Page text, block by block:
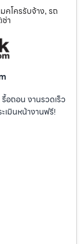
คโครรับจ้าง, รถ
า
อถอน งานรวดเร็ว
เมินหน้างานฟรี!